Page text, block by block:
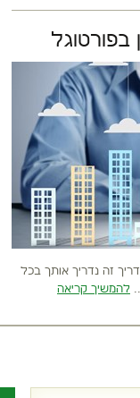
זה נדריך אותך בכל
להמשיך קריאה